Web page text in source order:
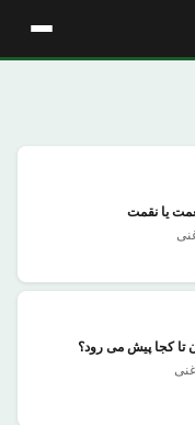
یا نقمت
تا کجا پیش می رود؟